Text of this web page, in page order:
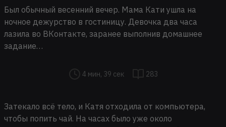
Был обычный весенний вечер. Мама Кати ушла на
ночное дежурство в гостиницу. Девочка два часа
лазила во ВКонтакте, заранее выполнив домашнее
задание…
4 мин, 39 сек 283
Затекало всё тело, и Катя отходила от компьютера,
чтобы попить чай. На часах было уже около